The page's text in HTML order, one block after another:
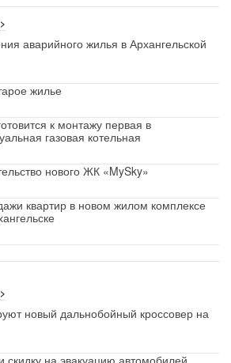
аварийного жилья в Архангельской
жилье
к монтажу первая в
газовая котельная
нового ЖК «MySky»
квартир в новом жилом комплексе
новый дальнобойный кроссовер на
скидку на эвакуацию автомобилей